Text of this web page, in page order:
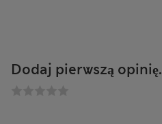
Dodaj pierwszą opinię.